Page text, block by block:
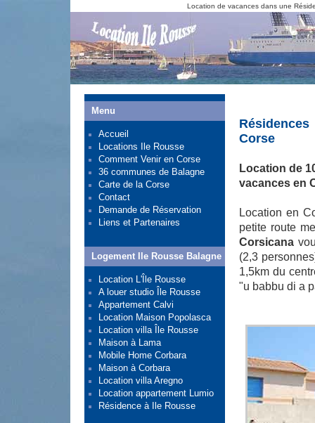
Location de vacances dans une
Corse
Location de
vacances en
Location en
petite route
Corsicana
(2,3
1,5km du
"u babbu di a
Menu
Accueil
Locations Ile Rousse
Comment Venir en Corse
36 communes de Balagne
Carte de la Corse
Contact
Demande de Réservation
Liens et Partenaires
Logement Ile Rousse Balagne
Location L'Île Rousse
A louer studio Île Rousse
Appartement Calvi
Location Maison Popolasca
Location villa Île Rousse
Maison à Lama
Mobile Home Corbara
Maison à Corbara
Location villa Aregno
Location appartement Lumio
Résidence à Ile Rousse